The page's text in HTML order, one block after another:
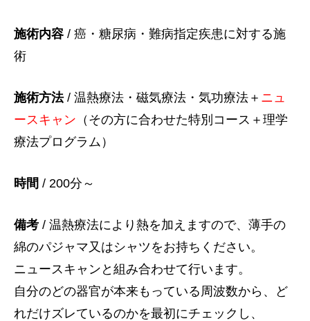
施術内容 / 癌・糖尿病・難病指定疾患に対する施
術
施術方法/ 温熱療法・磁気療法・気功療法＋ ニュ
ースキャン （その方に合わせた特別コース＋理学
療法プログラム）
時間 / 200分～
備考 / 温熱療法により熱を加えますので、薄手の
綿のパジャマ又はシャツをお持ちください。
ニュースキャンと組み合わせて行います。
自分のどの器官が本来もっている周波数から、ど
れだけズレているのかを最初にチェックし、